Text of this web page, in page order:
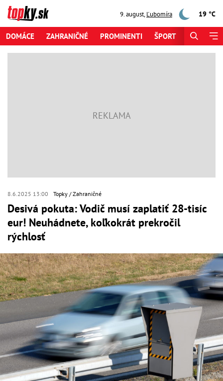
9. august,Ľubomíra 19 °C
DOMÁCE ZAHRANIČNÉ PROMINENTI ŠPORT
8.6.2025 13:00 Topky Zahraničné
Desivá pokuta: Vodič musí zaplatiť 28-tisíc
eur! Neuhádnete, koľkokrát prekročil
rýchlosť